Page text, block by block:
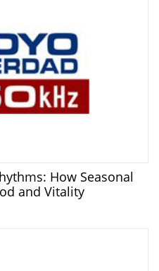
How Seasonal
and Vitality